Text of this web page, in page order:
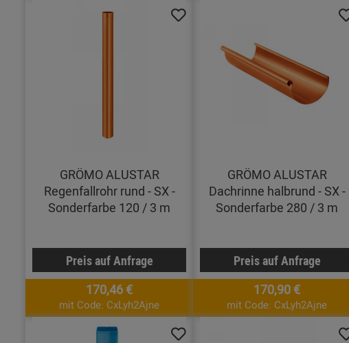
GRÖMO ALUSTAR
Regenfallrohr rund - SX -
Sonderfarbe 120 / 3 m
Preis auf Anfrage
170,46 €
mit Code: CxLyh2Ajne
GRÖMO ALUSTAR
Dachrinne halbrund - SX -
Sonderfarbe 280 / 3 m
Preis auf Anfrage
170,90 €
mit Code: CxLyh2Ajne